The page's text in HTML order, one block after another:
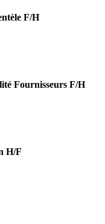
F/H
Fournisseurs F/H
H/F